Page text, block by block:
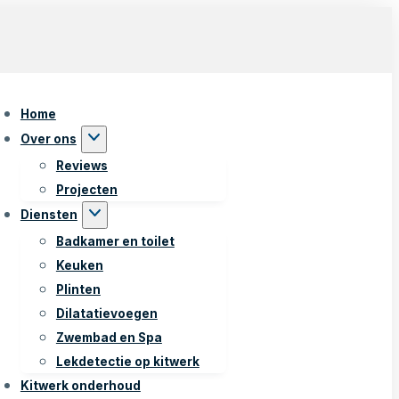
Home
Over ons
Reviews
Projecten
Diensten
Badkamer en toilet
Keuken
Plinten
Dilatatievoegen
Zwembad en Spa
Lekdetectie op kitwerk
Kitwerk onderhoud